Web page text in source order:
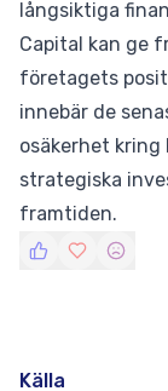
långsiktiga
Capital kan ge
företagets
innebär de
osäkerhet
strategiska
framtiden.
Källa